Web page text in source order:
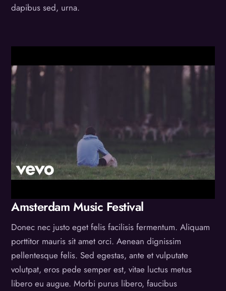
dapibus sed, urna.
Amsterdam Music Festival
Donec nec justo eget felis facilisis fermentum. Aliquam
porttitor mauris sit amet orci. Aenean dignissim
pellentesque felis. Sed egestas, ante et vulputate
volutpat, eros pede semper est, vitae luctus metus
libero eu augue. Morbi purus libero, faucibus